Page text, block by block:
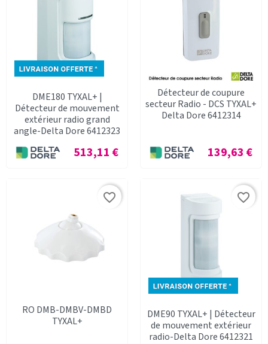
DME180 TYXAL+ |
Détecteur de mouvement
extérieur radio grand
angle-Delta Dore 6412323
Prix
513,11 €
Détecteur de coupure
secteur Radio - DCS TYXAL+
Delta Dore 6412314
Prix
139,63 €
RO DMB-DMBV-DMBD
TYXAL+
favorite_border
DME90 TYXAL+ | Détecteur
de mouvement extérieur
radio-Delta Dore 6412321
favorite_border